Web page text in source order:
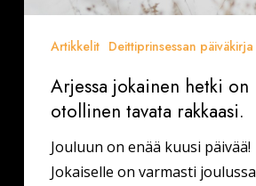
Artikkelit Deittiprinsessan päiväkirja
Arjessa jokainen hetki on
otollinen tavata rakkaasi.
Jouluun on enää kuusi päivää!
Jokaiselle on varmasti joulussa